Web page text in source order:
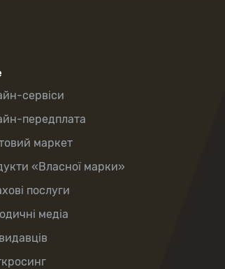
сервіси
передплата
маркет
«Власної марки»
послуги
медіа